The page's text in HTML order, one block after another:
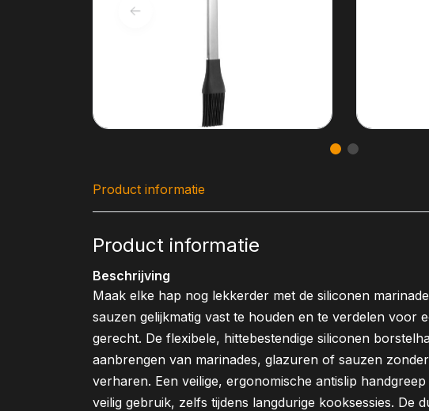
Product informatie
Product informatie
Beschrijving
Maak elke hap nog lekkerder met de siliconen
sauzen gelijkmatig vast te houden en te verdelen voor
gerecht. De flexibele, hittebestendige siliconen
aanbrengen van marinades, glazuren of sauzen
verharen. Een veilige, ergonomische antislip
veilig gebruik, zelfs tijdens langdurige kooksessies. De